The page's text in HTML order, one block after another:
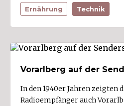
Krumbach
Laterns
Lauterach (4)
Lech (1)
Lingenau
Ernährung Technik
Vorarlberg auf der
In den 1940er Jahren zeigten
Radioempfänger auch